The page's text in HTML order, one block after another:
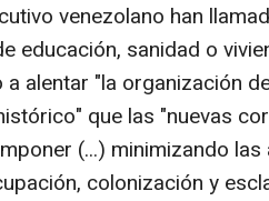
venezolano han
educación, sanidad o
alentar "la organización
que las "nuevas
(...) minimizando
colonización y